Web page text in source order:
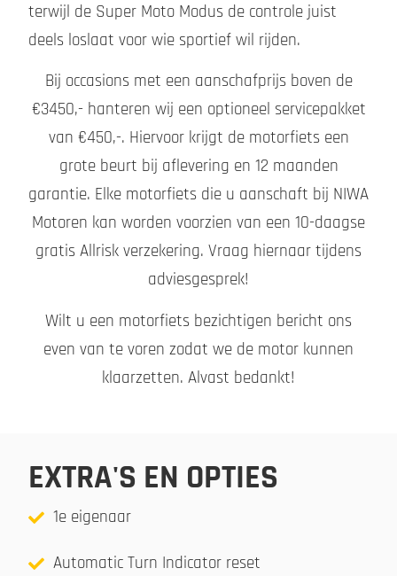
terwijl de Super Moto Modus de controle juist
deels loslaat voor wie sportief wil rijden.
Bij occasions met een aanschafprijs boven de
€3450,- hanteren wij een optioneel servicepakket
van €450,-. Hiervoor krijgt de motorfiets een
grote beurt bij aflevering en 12 maanden
garantie. Elke motorfiets die u aanschaft bij NIWA
Motoren kan worden voorzien van een 10-daagse
gratis Allrisk verzekering. Vraag hiernaar tijdens
adviesgesprek!
Wilt u een motorfiets bezichtigen bericht ons
even van te voren zodat we de motor kunnen
klaarzetten. Alvast bedankt!
EXTRA'S EN OPTIES
1e eigenaar
Automatic Turn Indicator reset